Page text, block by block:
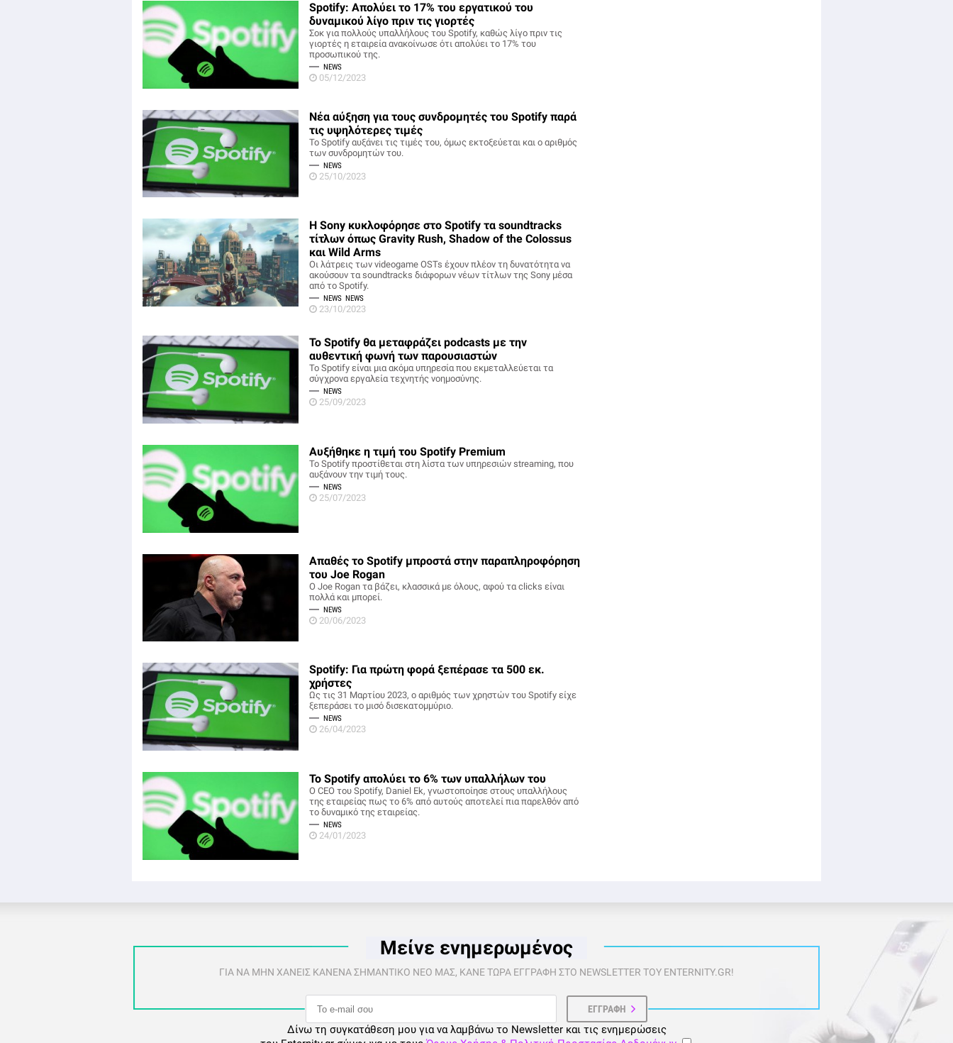
Spotify: Απολύει το 17% του εργατικού του
δυναμικού λίγο πριν τις γιορτές
Σοκ για πολλούς υπαλλήλους του Spotify, καθώς λίγο πριν τις
γιορτές η εταιρεία ανακοίνωσε ότι απολύει το 17% του
προσωπικού της.
NEWS
05/12/2023
Νέα αύξηση για τους συνδρομητές του Spotify παρά
τις υψηλότερες τιμές
Το Spotify αυξάνει τις τιμές του, όμως εκτοξεύεται και ο αριθμός
των συνδρομητών του.
NEWS
25/10/2023
Η Sony κυκλοφόρησε στο Spotify τα soundtracks
τίτλων όπως Gravity Rush, Shadow of the Colossus
και Wild Arms
Οι λάτρεις των videogame OSTs έχουν πλέον τη δυνατότητα να
ακούσουν τα soundtracks διάφορων νέων τίτλων της Sony μέσα
από το Spotify.
NEWS NEWS
23/10/2023
To Spotify θα μεταφράζει podcasts με την
αυθεντική φωνή των παρουσιαστών
Το Spotify είναι μια ακόμα υπηρεσία που εκμεταλλεύεται τα
σύγχρονα εργαλεία τεχνητής νοημοσύνης.
NEWS
25/09/2023
Αυξήθηκε η τιμή του Spotify Premium
Το Spotify προστίθεται στη λίστα των υπηρεσιών streaming, που
αυξάνουν την τιμή τους.
NEWS
25/07/2023
Απαθές το Spotify μπροστά στην παραπληροφόρηση
του Joe Rogan
Ο Joe Rogan τα βάζει, κλασσικά με όλους, αφού τα clicks είναι
πολλά και μπορεί.
NEWS
20/06/2023
Spotify: Για πρώτη φορά ξεπέρασε τα 500 εκ.
χρήστες
Ως τις 31 Μαρτίου 2023, ο αριθμός των χρηστών του Spotify είχε
ξεπεράσει το μισό δισεκατομμύριο.
NEWS
26/04/2023
Το Spotify απολύει το 6% των υπαλλήλων του
Ο CEO του Spotify, Daniel Ek, γνωστοποίησε στους υπαλλήλους
της εταιρείας πως το 6% από αυτούς αποτελεί πια παρελθόν από
το δυναμικό της εταιρείας.
NEWS
24/01/2023
Μείνε ενημερωμένος
ΓΙΑ ΝΑ ΜΗΝ ΧΑΝΕΙΣ ΚΑΝΕΝΑ ΣΗΜΑΝΤΙΚΟ ΝΕΟ ΜΑΣ, ΚΑΝΕ ΤΩΡΑ ΕΓΓΡΑΦΗ ΣΤΟ NEWSLETTER ΤΟΥ ENTERNITY.GR!
Δίνω τη συγκατάθεση μου για να λαμβάνω το Newsletter και τις ενημερώσεις